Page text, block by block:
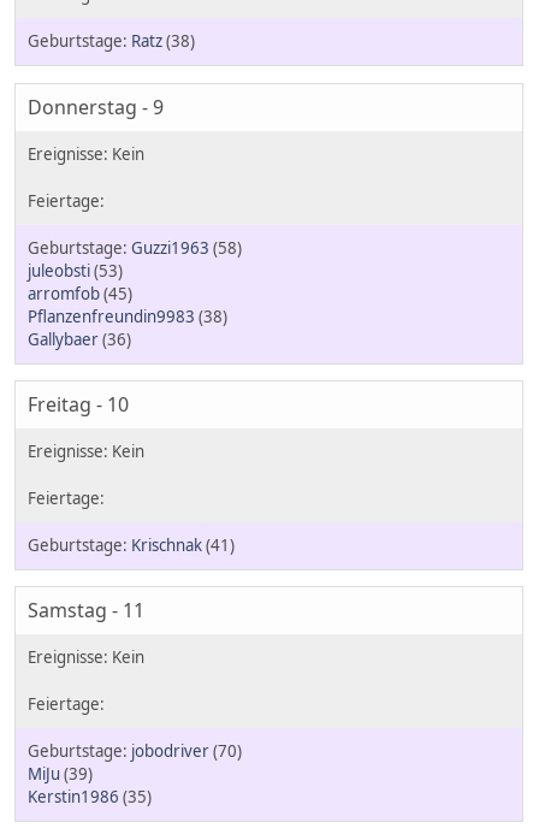
Ratz(38)
Donnerstag - 9
Guzzi1963 (58)
juleobsti(53)
arromfob(45)
Pflanzenfreundin9983 (38)
Gallybaer(36)
Freitag - 10
Krischnak(41)
Samstag - 11
jobodriver(70)
MiJu (39)
Kerstin1986 (35)